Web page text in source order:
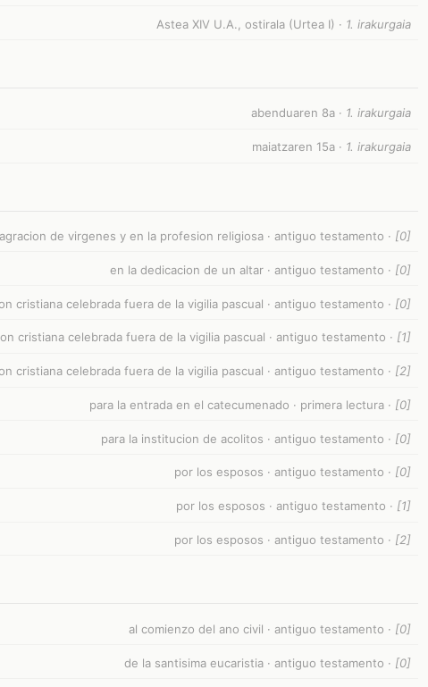
Astea XIV U.A., ostirala (Urtea I) · 1. irakurgaia
abenduaren 8a · 1. irakurgaia
maiatzaren 15a · 1. irakurgaia
de virgenes y en la profesion religiosa · antiguo testamento · [0]
en la dedicacion de un altar · antiguo testamento · [0]
cristiana celebrada fuera de la vigilia pascual · antiguo testamento · [0]
cristiana celebrada fuera de la vigilia pascual · antiguo testamento · [1]
cristiana celebrada fuera de la vigilia pascual · antiguo testamento · [2]
para la entrada en el catecumenado · primera lectura · [0]
para la institucion de acolitos · antiguo testamento · [0]
por los esposos · antiguo testamento · [0]
por los esposos · antiguo testamento · [1]
por los esposos · antiguo testamento · [2]
al comienzo del ano civil · antiguo testamento · [0]
de la santisima eucaristia · antiguo testamento · [0]